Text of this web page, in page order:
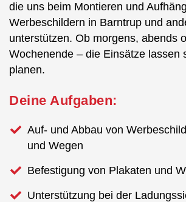
die uns beim Montieren und
Werbeschildern in Barntrup und
unterstützen. Ob morgens, abends
Wochenende – die Einsätze lassen
planen.
Deine Aufgaben:
Auf- und Abbau von
und Wegen
Befestigung von Plakaten und
Unterstützung bei der